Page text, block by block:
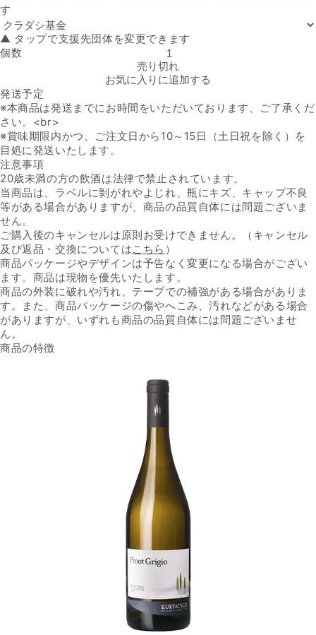
す
▲ タップで支援先団体を変更できます
個数イタリア産 白「ピノ・グリージョ」の数量を減らす
売り切れ
お気に入りに追加する
発送予定
※本商品は発送までにお時間をいただいております、ご了承くだ
さい。<br>
※賞味期限内かつ、ご注文日から10～15日（土日祝を除く）を
目処に発送いたします。
注意事項
20歳未満の方の飲酒は法律で禁止されています。
当商品は、ラベルに剝がれやよじれ、瓶にキズ、キャップ不良
等がある場合がありますが、商品の品質自体には問題ございま
せん。
ご購入後のキャンセルは原則お受けできません。（キャンセル
及び返品・交換についてはこちら ）
商品パッケージやデザインは予告なく変更になる場合がござい
ます。商品は現物を優先いたします。
商品の外装に破れや汚れ、テープでの補強がある場合がありま
す。また、商品パッケージの傷やへこみ、汚れなどがある場合
がありますが、いずれも商品の品質自体には問題ございませ
ん。
商品の特徴